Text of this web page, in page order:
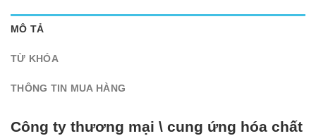
MÔ TẢ
TỪ KHÓA
THÔNG TIN MUA HÀNG
Công ty thương mại \ cung ứng hóa chất